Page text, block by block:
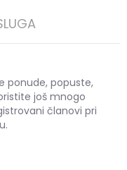
ponude, popuste,
još mnogo
članovi pri